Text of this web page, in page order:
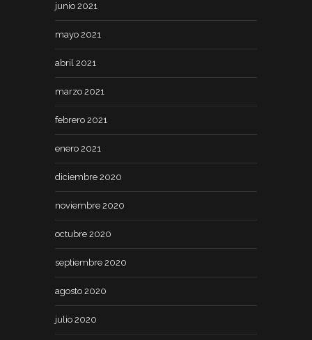
junio 2021
mayo 2021
abril 2021
marzo 2021
febrero 2021
enero 2021
diciembre 2020
noviembre 2020
octubre 2020
septiembre 2020
agosto 2020
julio 2020